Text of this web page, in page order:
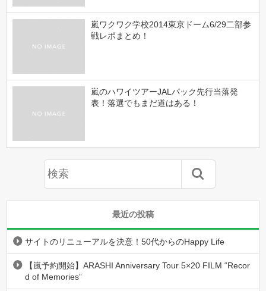
嵐ワクワク学校2014東京ドーム6/29二部参
戦レポまとめ！
嵐のハワイツアーJALパック先行当落発
表！落選でもまだ道はある！
最近の投稿
サイトのリニューアルを決意！50代からのHappy Life
【嵐予約開始】ARASHI Anniversary Tour 5×20 FILM “Recor
d of Memories”